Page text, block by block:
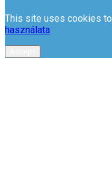
This site uses cookies
használata